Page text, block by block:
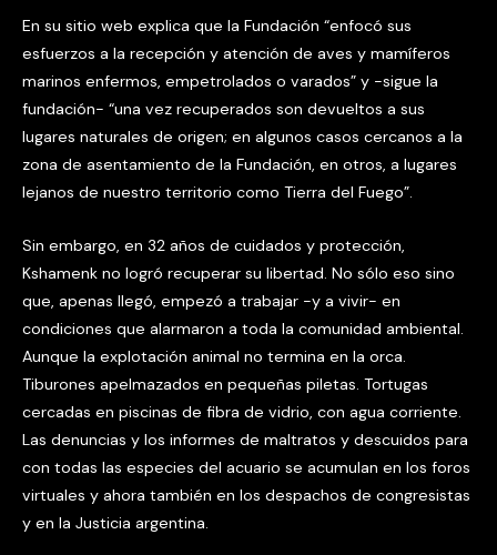
En su sitio web explica que la Fundación “enfocó sus
esfuerzos a la recepción y atención de aves y mamíferos
marinos enfermos, empetrolados o varados” y -sigue la
fundación- “una vez recuperados son devueltos a sus
lugares naturales de origen; en algunos casos cercanos a la
zona de asentamiento de la Fundación, en otros, a lugares
lejanos de nuestro territorio como Tierra del Fuego”.
Sin embargo, en 32 años de cuidados y protección,
Kshamenk no logró recuperar su libertad. No sólo eso sino
que, apenas llegó, empezó a trabajar -y a vivir- en
condiciones que alarmaron a toda la comunidad ambiental.
Aunque la explotación animal no termina en la orca.
Tiburones apelmazados en pequeñas piletas. Tortugas
cercadas en piscinas de fibra de vidrio, con agua corriente.
Las denuncias y los informes de maltratos y descuidos para
con todas las especies del acuario se acumulan en los foros
virtuales y ahora también en los despachos de congresistas
y en la Justicia argentina.